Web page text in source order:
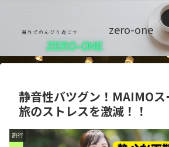
zero-one
静音性バツグン！MAIMO
旅のストレスを激減！！
旅行